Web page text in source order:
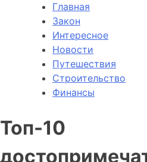
Главная
Закон
Интересное
Новости
Путешествия
Строительство
Финансы
Топ-10